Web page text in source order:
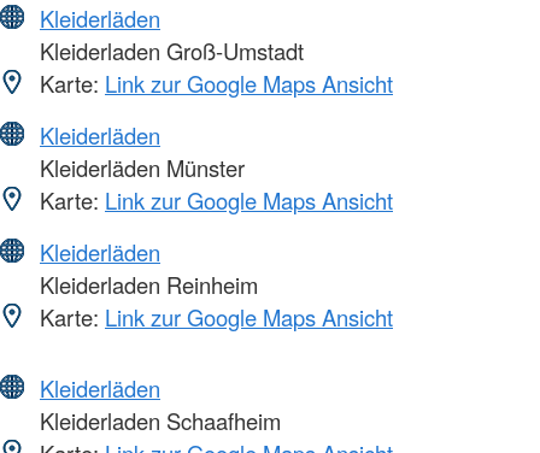
Kleiderläden
Kleiderladen Groß-Umstadt
Karte: Link zur Google Maps Ansicht
Kleiderläden
Kleiderläden Münster
Karte: Link zur Google Maps Ansicht
Kleiderläden
Kleiderladen Reinheim
Karte: Link zur Google Maps Ansicht
Kleiderläden
Kleiderladen Schaafheim